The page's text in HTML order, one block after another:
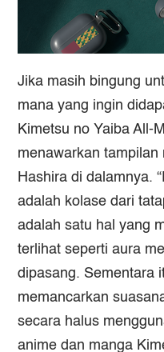
Jika masih bingung
mana yang ingin
Kimetsu no Yaiba All-
menawarkan
Hashira di dalamnya.
adalah kolase dari
adalah satu hal yang
terlihat seperti aura
dipasang. Sementara
memancarkan
secara halus
anime dan manga